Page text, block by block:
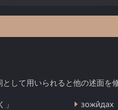
して用いられると他の述面を
」
зожи̂дах